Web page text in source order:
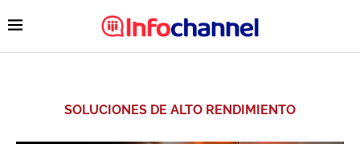
SOLUCIONES DE ALTO RENDIMIENTO